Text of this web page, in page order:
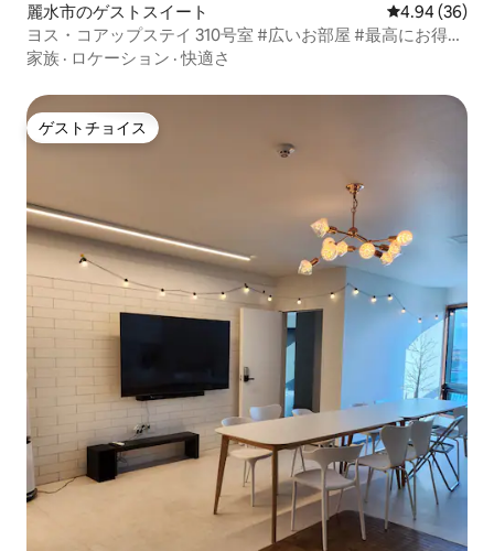
麗水市のゲストスイート レビュー36
4.94 (36)
ヨス・コアップステイ 310号室 #広いお部屋 #最高にお得な
宿泊先 #最大6名様用のお部屋 #ファミリー向け #ロフト #
家族 · ロケーション ·快適さ
ゲストチョイス
ゲストチョイス